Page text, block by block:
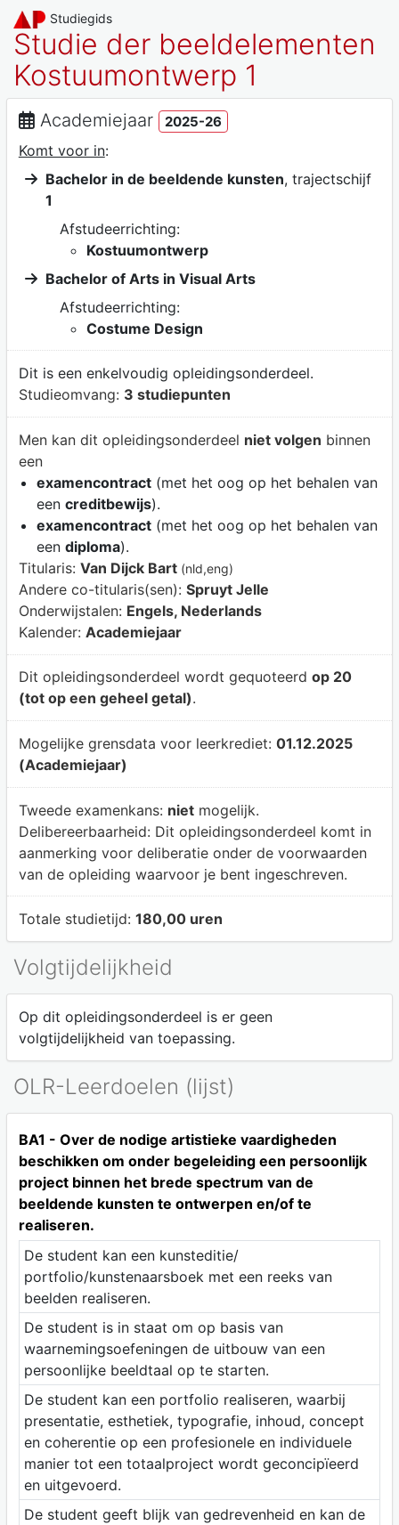
Studiegids
Studie der beeldelementen
Kostuumontwerp 1
Academiejaar 2025-26
Komt voor in:
Bachelor in de beeldende kunsten, trajectschijf
1
Afstudeerrichting:
Kostuumontwerp
Bachelor of Arts in Visual Arts
Afstudeerrichting:
Costume Design
Dit is een enkelvoudig opleidingsonderdeel.
Studieomvang: 3 studiepunten
Men kan dit opleidingsonderdeel niet volgen binnen
een
examencontract(met het oog op het behalen van
een creditbewijs).
examencontract(met het oog op het behalen van
een diploma).
Titularis: Van Dijck Bart (nld,eng)
Andere co-titularis(sen): Spruyt Jelle
Onderwijstalen: Engels, Nederlands
Kalender: Academiejaar
Dit opleidingsonderdeel wordt gequoteerd op 20
(tot op een geheel getal).
Mogelijke grensdata voor leerkrediet: 01.12.2025
(Academiejaar)
Tweede examenkans: nietmogelijk.
Delibereerbaarheid: Dit opleidingsonderdeel komt in
aanmerking voor deliberatie onder de voorwaarden
van de opleiding waarvoor je bent ingeschreven.
Totale studietijd: 180,00 uren
Volgtijdelijkheid
Op dit opleidingsonderdeel is er geen
volgtijdelijkheid van toepassing.
OLR-Leerdoelen (lijst)
BA1 - Over de nodige artistieke vaardigheden
beschikken om onder begeleiding een persoonlijk
project binnen het brede spectrum van de
beeldende kunsten te ontwerpen en/of te
realiseren.
De student kan een kunsteditie/
portfolio/kunstenaarsboek met een reeks van
beelden realiseren.
De student is in staat om op basis van
waarnemingsoefeningen de uitbouw van een
persoonlijke beeldtaal op te starten.
De student kan een portfolio realiseren, waarbij
presentatie, esthetiek, typografie, inhoud, concept
en coherentie op een profesionele en individuele
manier tot een totaalproject wordt geconcipïeerd
en uitgevoerd.
De student geeft blijk van gedrevenheid en kan de